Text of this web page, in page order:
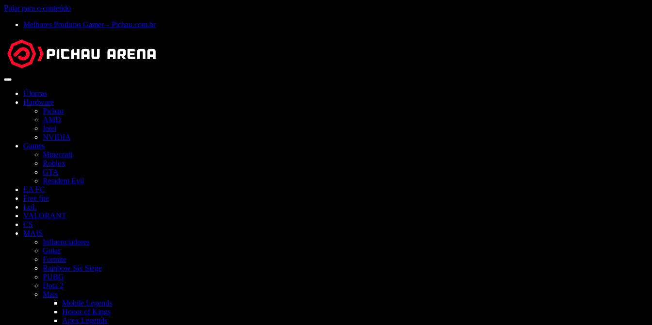
Pular para o conteúdo
Melhores Produtos Gamer – Pichau.com.br
Abrir
Últimas
Hardware
Pichau
AMD
Intel
NVIDIA
Games
Minecraft
Roblox
GTA
Resident Evil
EA FC
Free fire
LoL
VALORANT
CS
MAIS
Influenciadores
Guias
Fortnite
Rainbow Six Siege
PUBG
Dota 2
Mais
Mobile Legends
Honor of Kings
Apex Legends